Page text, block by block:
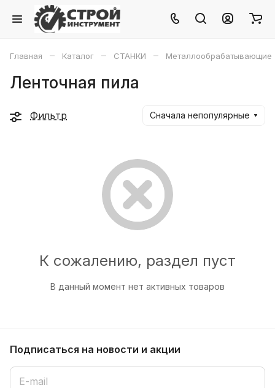
Главная – Каталог – СТАНКИ – Металлообрабатывающие
Ленточная пила
Фильтр Сначала непопулярные
К сожалению, раздел пуст
В данный момент нет активных товаров
Подписаться на новости и акции